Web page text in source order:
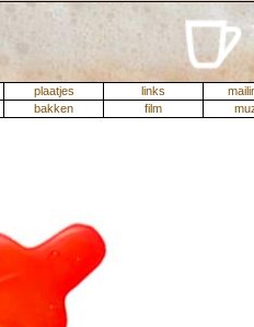
plaatjes links
bakken film